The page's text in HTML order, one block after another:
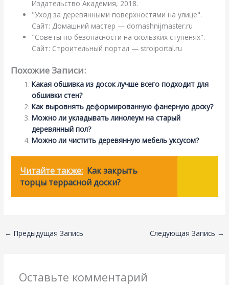
Издательство Академия, 2018.
"Уход за деревянными поверхностями на улице".
Сайт: Домашний мастер — domashnijmaster.ru
"Советы по безопасности на скользких ступенях".
Сайт: Строительный портал — stroiportal.ru
Похожие Записи:
Какая обшивка из досок лучше всего подходит для
обшивки стен?
Как выровнять деформированную фанерную доску?
Можно ли укладывать линолеум на старый
деревянный пол?
Можно ли чистить деревянную мебель уксусом?
Читайте также: Как закрыть
торцы террасной доски?
← Предыдущая Запись Следующая Запись →
Оставьте комментарий